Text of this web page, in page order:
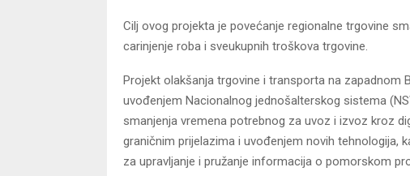
Cilj ovog projekta je povećanje regionalne trgovine
carinjenje roba i sveukupnih troškova trgovine.
Projekt olakšanja trgovine i transporta na zapadnom
uvođenjem Nacionalnog jednošalterskog sistema
smanjenja vremena potrebnog za uvoz i izvoz kroz
graničnim prijelazima i uvođenjem novih
za upravljanje i pružanje informacija o pomorskom